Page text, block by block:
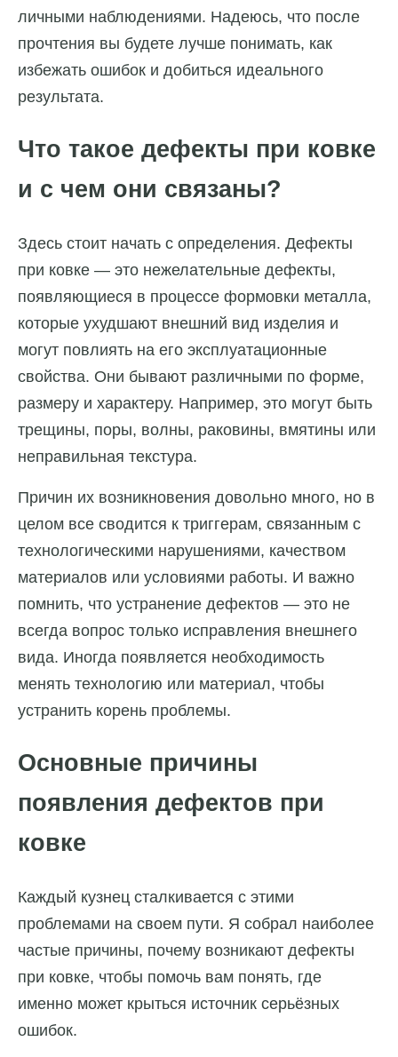
личными наблюдениями. Надеюсь, что после
прочтения вы будете лучше понимать, как
избежать ошибок и добиться идеального
результата.
Что такое дефекты при ковке
и с чем они связаны?
Здесь стоит начать с определения. Дефекты
при ковке — это нежелательные дефекты,
появляющиеся в процессе формовки металла,
которые ухудшают внешний вид изделия и
могут повлиять на его эксплуатационные
свойства. Они бывают различными по форме,
размеру и характеру. Например, это могут быть
трещины, поры, волны, раковины, вмятины или
неправильная текстура.
Причин их возникновения довольно много, но в
целом все сводится к триггерам, связанным с
технологическими нарушениями, качеством
материалов или условиями работы. И важно
помнить, что устранение дефектов — это не
всегда вопрос только исправления внешнего
вида. Иногда появляется необходимость
менять технологию или материал, чтобы
устранить корень проблемы.
Основные причины
появления дефектов при
ковке
Каждый кузнец сталкивается с этими
проблемами на своем пути. Я собрал наиболее
частые причины, почему возникают дефекты
при ковке, чтобы помочь вам понять, где
именно может крыться источник серьёзных
ошибок.